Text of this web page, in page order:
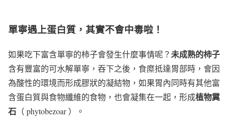
單寧遇上蛋白質，其實不會中毒啦！
如果吃下富含單寧的柿子會發生什麼事情呢？ 未成熟的柿子
含有豐富的可水解單寧，吞下之後，食糜抵達胃部時，會因
為酸性的環境而形成膠狀的凝結物，如果胃內同時有其他富
含蛋白質與食物纖維的食物，也會凝集在一起，形成植物糞
石 （ phytobezoar ）。